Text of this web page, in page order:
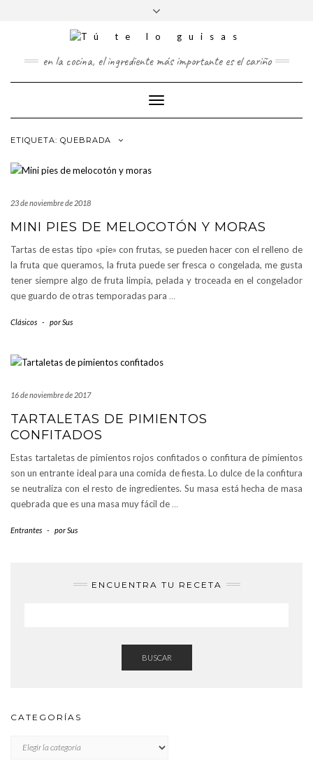
TWITTERPINTEREST
cabecera
en la cocina, el ingrediente más importante es el cariño
Cambiar
modo
ETIQUETA: QUEBRADA
23 de noviembre de 2018
MINI PIES DE MELOCOTÓN Y MORAS
Tartas de estas tipo «pie» con frutas, se pueden hacer con el relleno de
la fruta que queramos, la fruta puede ser fresca o congelada, me gusta
tener siempre algo de fruta limpia, pelada y troceada en el congelador
que guardo de otras temporadas para …
Clásicos - porSus
16 de noviembre de 2017
TARTALETAS DE PIMIENTOS
CONFITADOS
Estas tartaletas de pimientos rojos confitados o confitura de pimientos
son un entrante ideal para una comida de fiesta. Lo dulce de la confitura
se neutraliza con el resto de ingredientes. Su masa está hecha de masa
quebrada que es una masa muy fácil de …
Entrantes - porSus
ENCUENTRA TU RECETA
BUSCAR
CATEGORÍAS